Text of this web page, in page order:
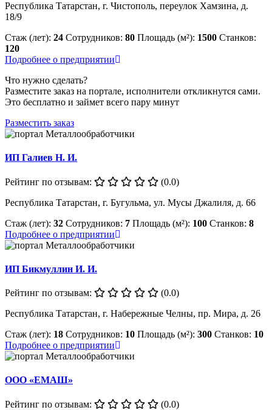
Республика Татарстан, г. Чистополь, переулок Хамзина, д.
18/9
Стаж (лет): 24 Сотрудников: 80 Площадь (м²): 1500 Станков:
120
Подробнее о предприятии
Что нужно сделать?
Разместите заказ на портале, исполнители откликнутся сами.
Это бесплатно и займет всего пару минут
Разместить заказ
ИП Галиев Н. И.
Рейтинг по отзывам:
(0.0)
Республика Татарстан, г. Бугульма, ул. Мусы Джалиля, д. 66
Стаж (лет): 32 Сотрудников: 7 Площадь (м²): 100 Станков: 8
Подробнее о предприятии
ИП Бикмуллин И. И.
Рейтинг по отзывам:
(0.0)
Республика Татарстан, г. Набережные Челны, пр. Мира, д. 26
Стаж (лет): 18 Сотрудников: 10 Площадь (м²): 300 Станков: 10
Подробнее о предприятии
ООО «ЕМАШ»
Рейтинг по отзывам:
(0.0)